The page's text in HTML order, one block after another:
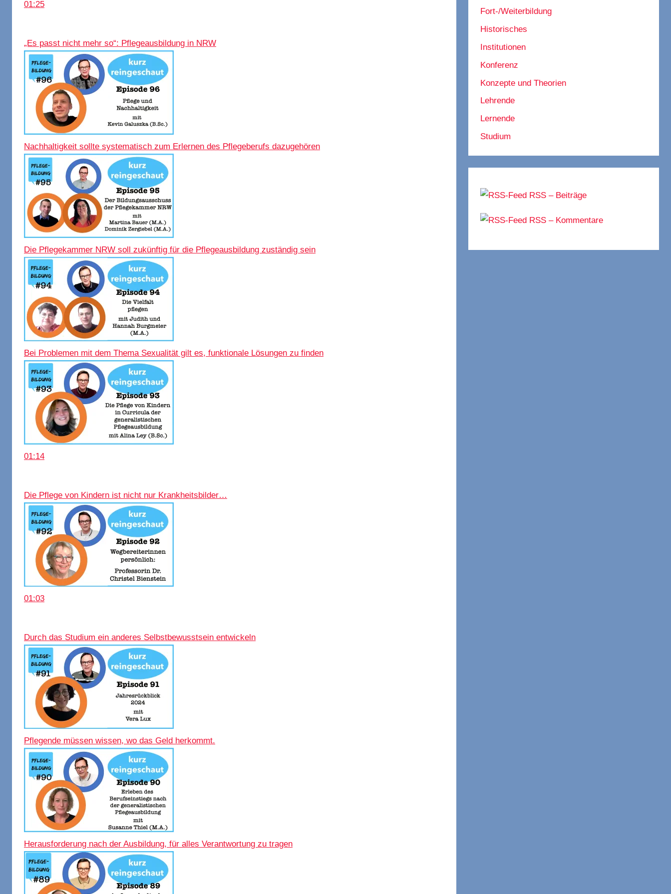
01:25
„Es passt nicht mehr so“: Pflegeausbildung in NRW
Nachhaltigkeit sollte systematisch zum Erlernen des Pflegeberufs dazugehören
Die Pflegekammer NRW soll zukünftig für die Pflegeausbildung zuständig sein
Bei Problemen mit dem Thema Sexualität gilt es, funktionale Lösungen zu finden
01:14
Die Pflege von Kindern ist nicht nur Krankheitsbilder…
01:03
Durch das Studium ein anderes Selbstbewusstsein entwickeln
Pflegende müssen wissen, wo das Geld herkommt.
Herausforderung nach der Ausbildung, für alles Verantwortung zu tragen
Fort-/Weiterbildung
Historisches
Institutionen
Konferenz
Konzepte und Theorien
Lehrende
Lernende
Studium
RSS – Beiträge
RSS – Kommentare